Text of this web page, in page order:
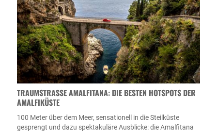
TRAUMSTRASSE AMALFITANA: DIE BESTEN HOTSPOTS DER A
MALFIKÜSTE
100 Meter über dem Meer, sensationell in die Steilküste
gesprengt und dazu spektakuläre Ausblicke: die Amalfitana